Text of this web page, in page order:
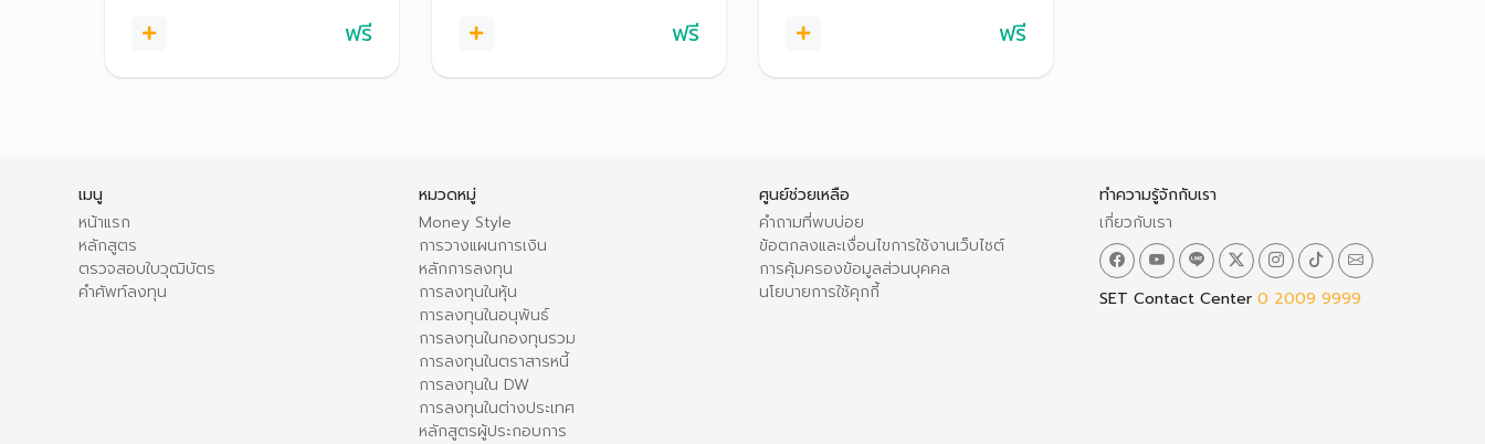
ฟรี ฟรี ฟรี
เมนู
หน้าแรก
หลักสูตร
ตรวจสอบใบวุฒิบัตร
คำศัพท์ลงทุน
หมวดหมู่
Money Style
การวางแผนการเงิน
หลักการลงทุน
การลงทุนในหุ้น
การลงทุนในอนุพันธ์
การลงทุนในกองทุนรวม
การลงทุนในตราสารหนี้
การลงทุนใน DW
การลงทุนในต่างประเทศ
หลักสูตรผู้ประกอบการ
ศูนย์ช่วยเหลือ
คำถามที่พบบ่อย
ข้อตกลงและเงื่อนไขการใช้งานเว็บไซต์
การคุ้มครองข้อมูลส่วนบุคคล
นโยบายการใช้คุกกี้
ทำความรู้จักกับเรา
เกี่ยวกับเรา
SET Contact Center 0 2009 9999